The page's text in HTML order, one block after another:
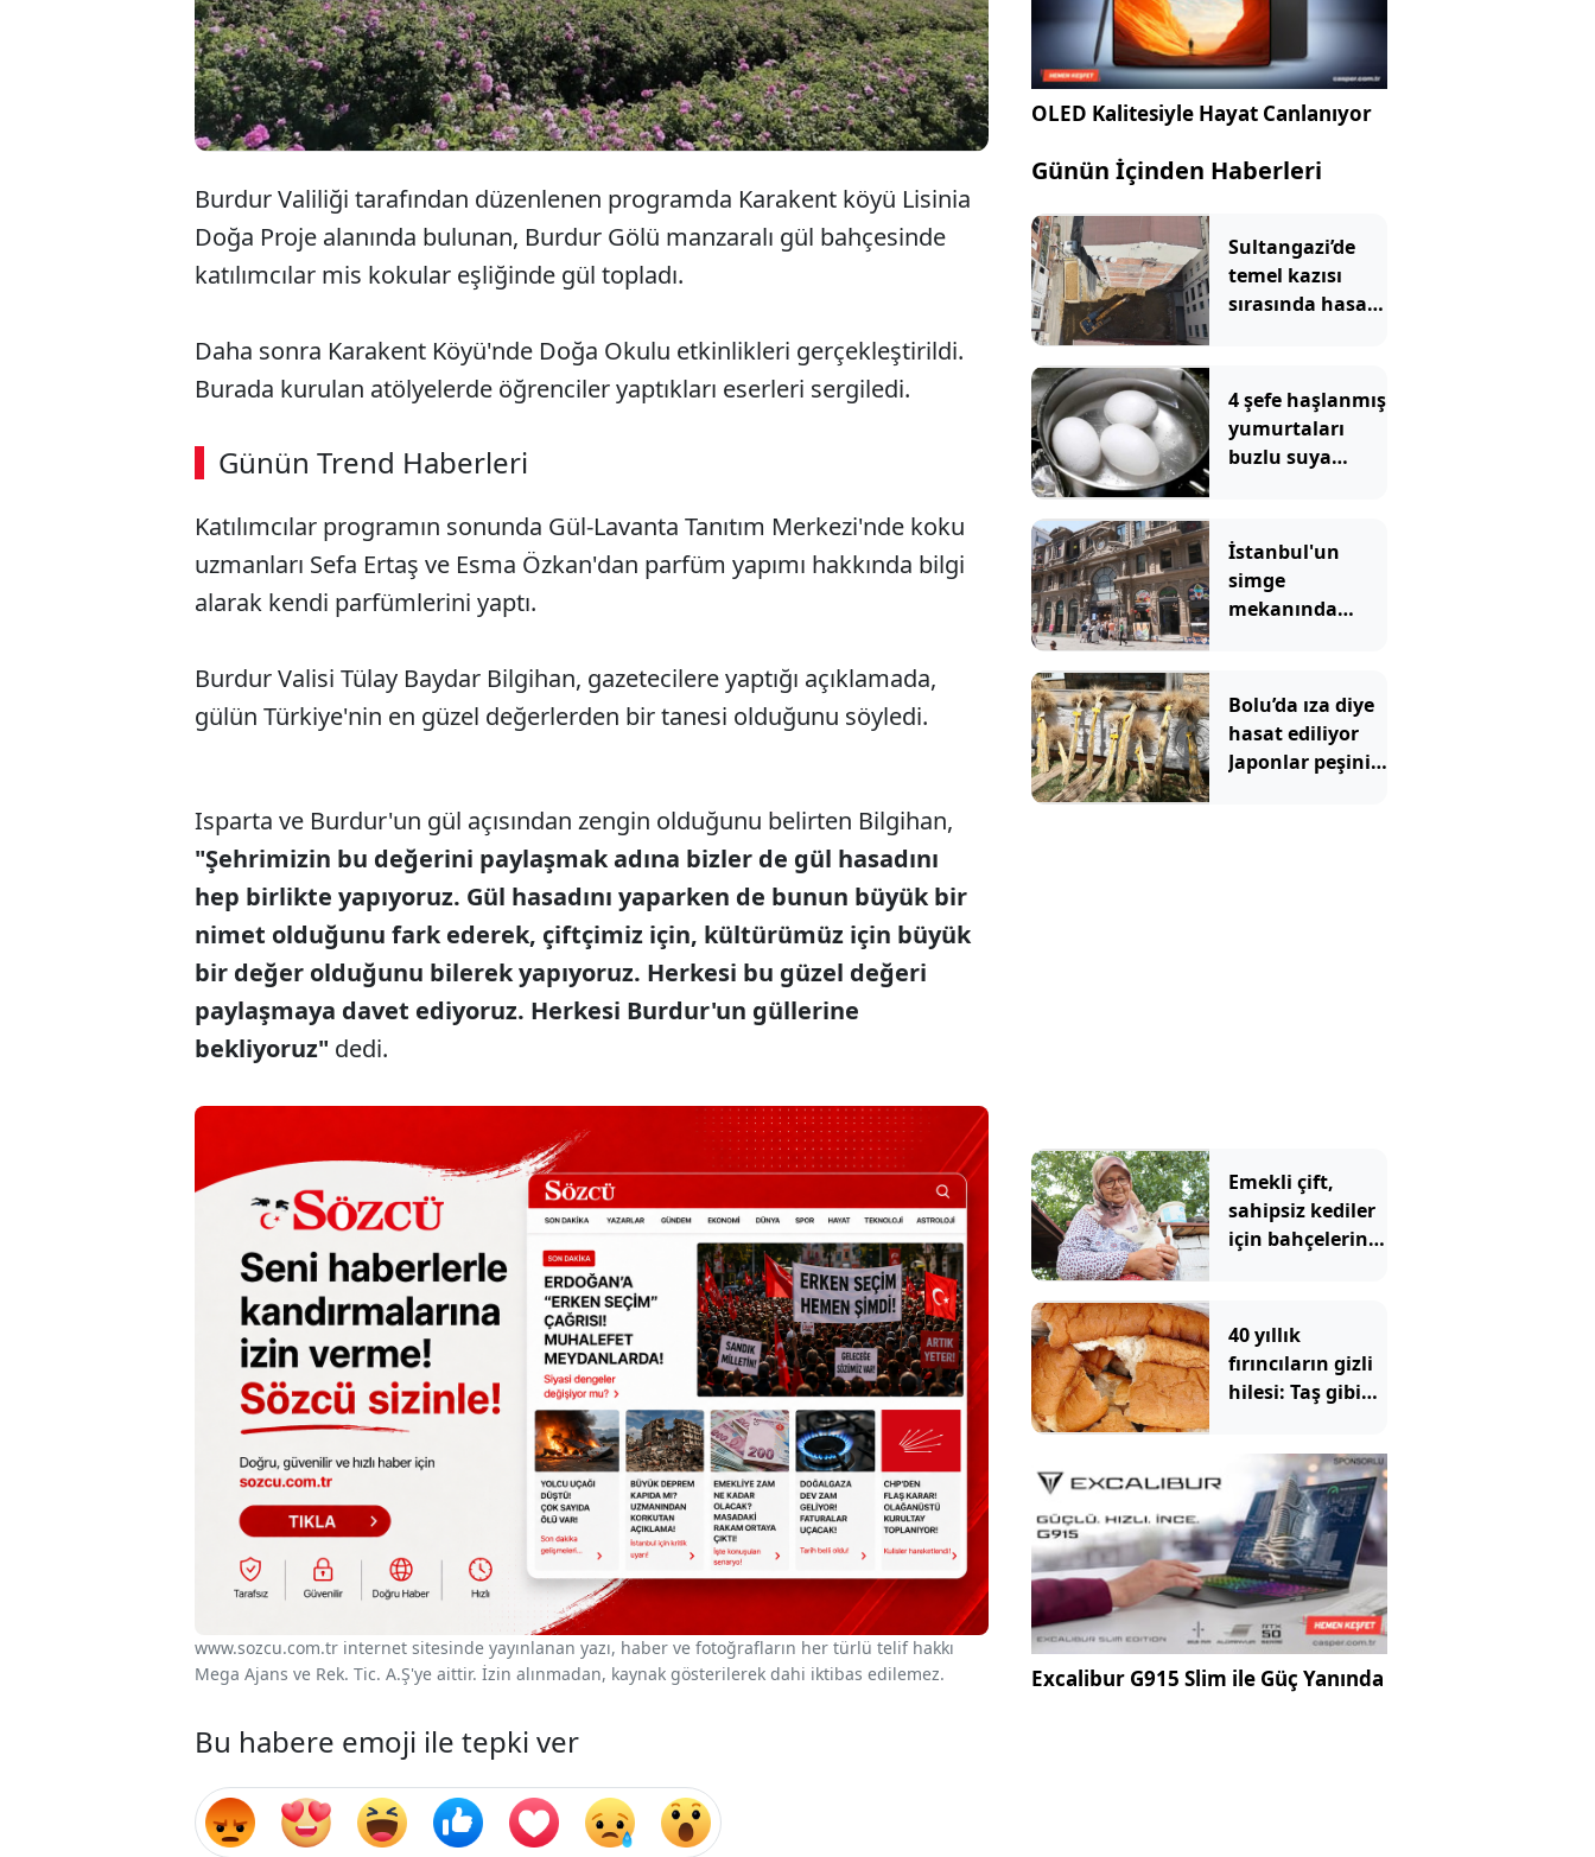
Burdur Valiliği tarafından düzenlenen programda Karakent köyü Lisinia
Doğa Proje alanında bulunan, Burdur Gölü manzaralı gül bahçesinde
katılımcılar mis kokular eşliğinde gül topladı.
Daha sonra Karakent Köyü'nde Doğa Okulu etkinlikleri gerçekleştirildi.
Burada kurulan atölyelerde öğrenciler yaptıkları eserleri sergiledi.
Günün Trend Haberleri
Katılımcılar programın sonunda Gül-Lavanta Tanıtım Merkezi'nde koku
uzmanları Sefa Ertaş ve Esma Özkan'dan parfüm yapımı hakkında bilgi
alarak kendi parfümlerini yaptı.
Burdur Valisi Tülay Baydar Bilgihan, gazetecilere yaptığı açıklamada,
gülün Türkiye'nin en güzel değerlerden bir tanesi olduğunu söyledi.
Isparta ve Burdur'un gül açısından zengin olduğunu belirten Bilgihan,
"Şehrimizin bu değerini paylaşmak adına bizler de gül hasadını
hep birlikte yapıyoruz. Gül hasadını yaparken de bunun büyük bir
nimet olduğunu fark ederek, çiftçimiz için, kültürümüz için büyük
bir değer olduğunu bilerek yapıyoruz. Herkesi bu güzel değeri
paylaşmaya davet ediyoruz. Herkesi Burdur'un güllerine
bekliyoruz" dedi.
www.sozcu.com.tr internet sitesinde yayınlanan yazı, haber ve fotoğrafların her türlü telif hakkı
Mega Ajans ve Rek. Tic. A.Ş'ye aittir. İzin alınmadan, kaynak gösterilerek dahi iktibas edilemez.
Bu habere emoji ile tepki ver
OLED Kalitesiyle Hayat Canlanıyor
Günün İçinden Haberleri
Sultangazi’de
temel kazısı
sırasında hasar
4 şefe haşlanmış
yumurtaları
buzlu suya
olmadığı
soruldu, hepsi
aynı şeyi söyledi
İstanbul'un
simge
mekanında
görüntü
Bolu’da ıza diye
hasat ediliyor
Japonlar peşini
Emekli çift,
sahipsiz kediler
için bahçelerini
40 yıllık
fırıncıların gizli
hilesi: Taş gibi
saniyede taze
yapan yöntem
Excalibur G915 Slim ile Güç Yanında